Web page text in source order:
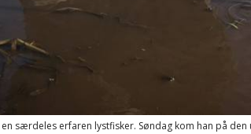
særdeles erfaren lystfisker. Søndag kom han på